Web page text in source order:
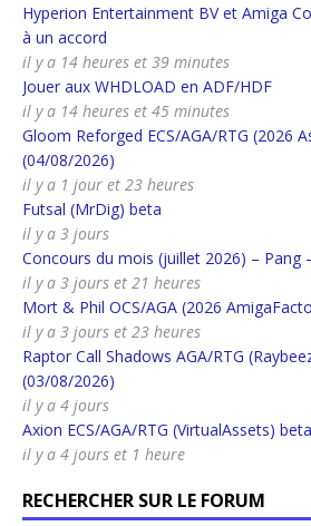
Hyperion Entertainment BV et Amiga
à un accord
il y a 14 heures et 39 minutes
Jouer aux WHDLOAD en ADF/HDF
il y a 14 heures et 45 minutes
Gloom Reforged ECS/AGA/RTG (2026
(04/08/2026)
il y a 1 jour et 23 heures
Futsal (MrDig) beta
il y a 3 jours
Concours du mois (juillet 2026) – Pang
il y a 3 jours et 21 heures
Mort & Phil OCS/AGA (2026
il y a 3 jours et 23 heures
Raptor Call Shadows AGA/RTG
(03/08/2026)
il y a 4 jours
Axion ECS/AGA/RTG (VirtualAssets)
il y a 4 jours et 1 heure
RECHERCHER SUR LE FORUM